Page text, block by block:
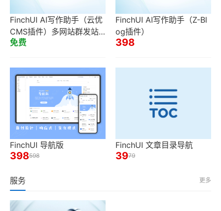
FinchUI AI写作助手（云优
CMS插件）多网站群发站
点端
免费
FinchUI AI写作助手（Z-Bl
og插件）
398
FinchUI 导航版
398598
FinchUI 文章目录导航
3979
服务 更多